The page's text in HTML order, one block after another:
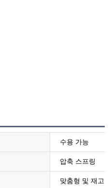
수용 가능
압축 스프링
맞춤형 및 재고